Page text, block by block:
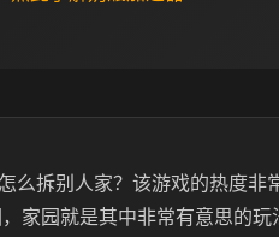
么拆别人家？该游戏的热度
家园就是其中非常有意思的